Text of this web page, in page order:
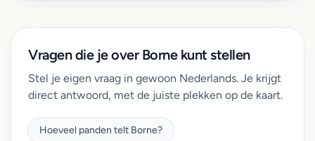
Vragen die je over Borne kunt stellen
Stel je eigen vraag in gewoon Nederlands. Je krijgt
direct antwoord, met de juiste plekken op de kaart.
Hoeveel panden telt Borne?